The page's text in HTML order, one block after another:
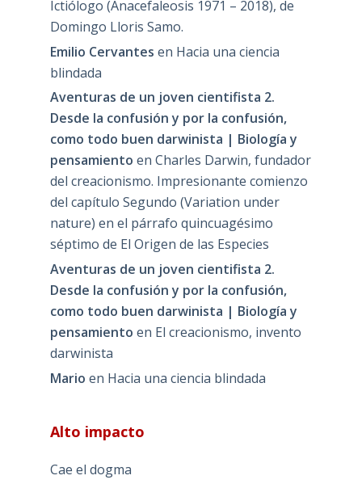
Ictiólogo (Anacefaleosis 1971 – 2018), de
Domingo Lloris Samo.
Emilio Cervantes en Hacia una ciencia
blindada
Aventuras de un joven cientifista 2.
Desde la confusión y por la confusión,
como todo buen darwinista | Biología y
pensamiento en Charles Darwin, fundador
del creacionismo. Impresionante comienzo
del capítulo Segundo (Variation under
nature) en el párrafo quincuagésimo
séptimo de El Origen de las Especies
Aventuras de un joven cientifista 2.
Desde la confusión y por la confusión,
como todo buen darwinista | Biología y
pensamiento en El creacionismo, invento
darwinista
Mario en Hacia una ciencia blindada
Alto impacto
Cae el dogma